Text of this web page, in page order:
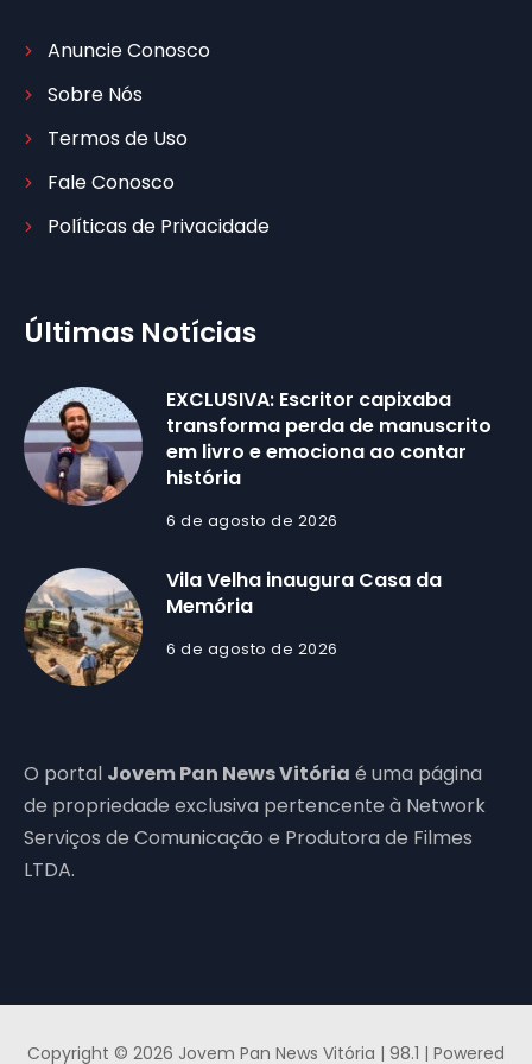
Anuncie Conosco
Sobre Nós
Termos de Uso
Fale Conosco
Políticas de Privacidade
Últimas Notícias
EXCLUSIVA: Escritor capixaba
transforma perda de manuscrito
em livro e emociona ao contar
história
6 de agosto de 2026
Vila Velha inaugura Casa da
Memória
6 de agosto de 2026
O portal Jovem Pan News Vitória é uma página
de propriedade exclusiva pertencente à Network
Serviços de Comunicação e Produtora de Filmes
LTDA.
Copyright © 2026 Jovem Pan News Vitória | 98.1 | Powered